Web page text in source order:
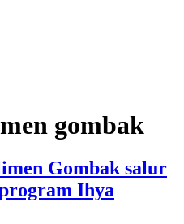
gombak
Gombak salur
Ihya